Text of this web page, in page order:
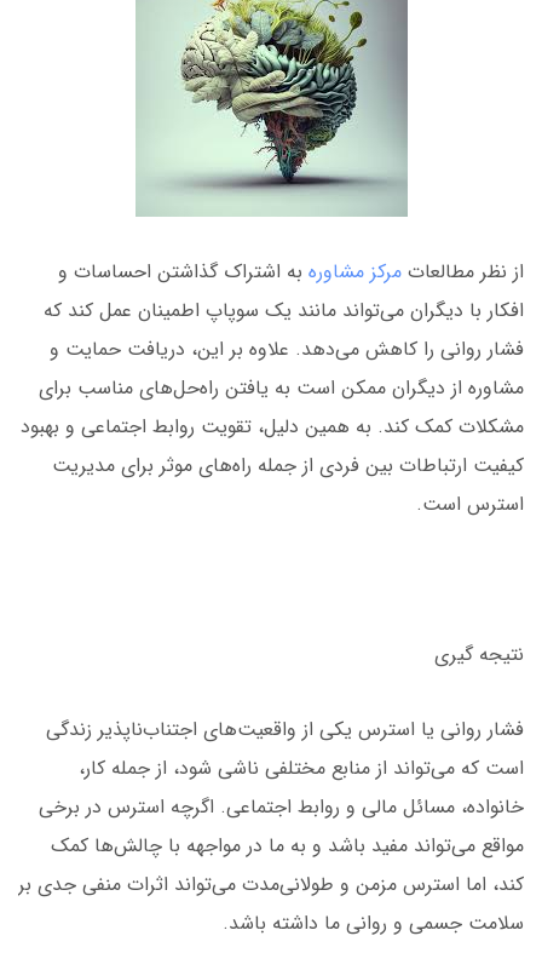
از نظر مطالعات مرکز مشاوره به اشتراک گذاشتن احساسات و
افکار با دیگران می‌تواند مانند یک سوپاپ اطمینان عمل کند که
فشار روانی را کاهش می‌دهد. علاوه بر این، دریافت حمایت و
مشاوره از دیگران ممکن است به یافتن راه‌حل‌های مناسب برای
مشکلات کمک کند. به همین دلیل، تقویت روابط اجتماعی و بهبود
کیفیت ارتباطات بین فردی از جمله راه‌های موثر برای مدیریت
استرس است.
نتیجه گیری
فشار روانی یا استرس یکی از واقعیت‌های اجتناب‌ناپذیر زندگی
است که می‌تواند از منابع مختلفی ناشی شود، از جمله کار،
خانواده، مسائل مالی و روابط اجتماعی. اگرچه استرس در برخی
مواقع می‌تواند مفید باشد و به ما در مواجهه با چالش‌ها کمک
کند، اما استرس مزمن و طولانی‌مدت می‌تواند اثرات منفی جدی بر
سلامت جسمی و روانی ما داشته باشد.